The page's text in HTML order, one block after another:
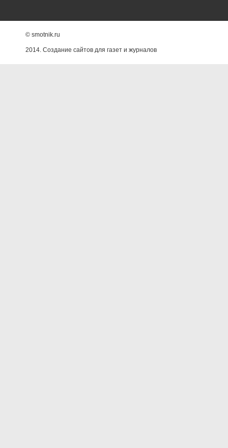
© smotnik.ru
2014. Создание сайтов для газет и журналов